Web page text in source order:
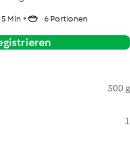
Min 6 Portionen
300 g
1